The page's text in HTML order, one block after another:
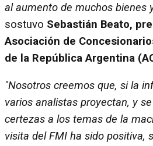
al aumento de muchos bienes
sostuvo Sebastián Beato,
Asociación de
de la República Argentina
"Nosotros creemos que, si la
varios analistas proyectan, y
certezas a los temas de la
visita del FMI ha sido positiva,